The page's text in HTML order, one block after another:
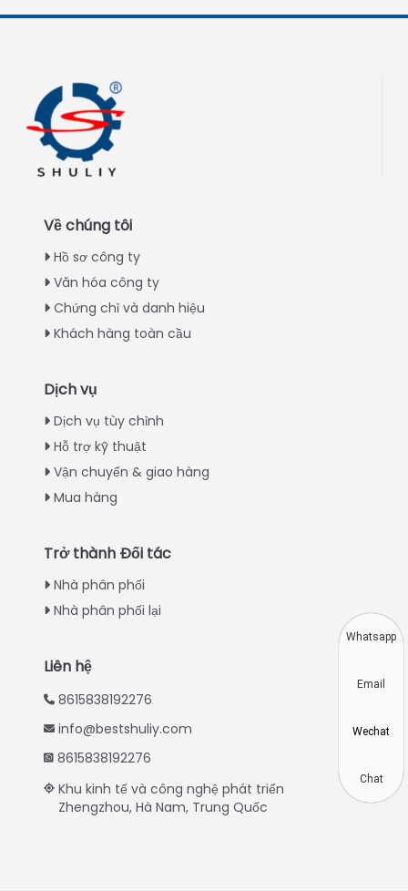
Về chúng tôi
Hồ sơ công ty
Văn hóa công ty
Chứng chỉ và danh hiệu
Khách hàng toàn cầu
Dịch vụ
Dịch vụ tùy chỉnh
Hỗ trợ kỹ thuật
Vận chuyển & giao hàng
Mua hàng
Trở thành Đối tác
Nhà phân phối
Nhà phân phối lại
Liên hệ
8615838192276
info@bestshuliy.com
8615838192276
Khu kinh tế và công nghệ phát triển
Zhengzhou, Hà Nam, Trung Quốc
Portuguese
Spanish
Korean
Swahili
Urdu
Greek
Italian
Whatsapp
Email
Wechat
Chat